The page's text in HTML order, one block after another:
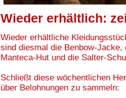
Wieder erhältlich:
Wieder erhältliche
sind diesmal die Benbow-
Manteca-Hut und die Salter-
Schließt diese wöchentlichen
über Belohnungen zu sammeln: